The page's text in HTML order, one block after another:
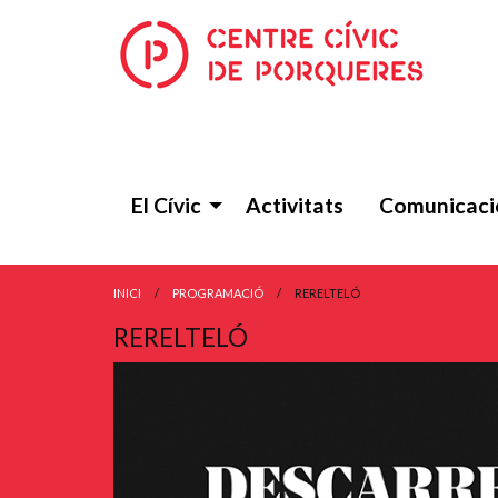
El Cívic Activitats
INICI PROGRAMACIÓ RERELTELÓ
RERELTELÓ